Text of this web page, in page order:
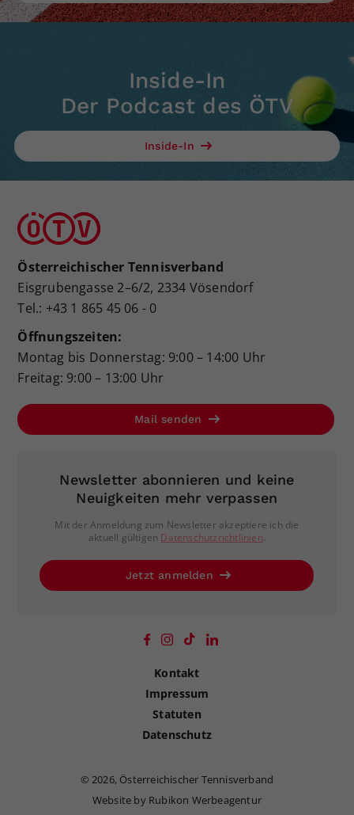
Inside-In
Der Podcast des ÖTV
Inside-In
Österreichischer Tennisverband
Eisgrubengasse 2–6/2, 2334 Vösendorf
Tel.: +43 1 865 45 06 - 0
Öffnungszeiten:
Montag bis Donnerstag: 9:00 – 14:00 Uhr
Freitag: 9:00 – 13:00 Uhr
Mail senden
Newsletter abonnieren und keine
Neuigkeiten mehr verpassen
Mit der Anmeldung zum Newsletter akzeptiere ich die
aktuell gültigen Datenschutzrichtlinien.
Jetzt anmelden
Kontakt
Impressum
Statuten
Datenschutz
©2026, Österreichischer Tennisverband
Website by Rubikon Werbeagentur